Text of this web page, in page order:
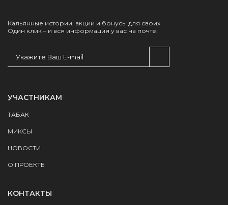
Кальянные истории, акции и бонусы для своих.
Один клик – и вся информация у вас на почте.
УЧАСТНИКАМ
ТАБАК
МИКСЫ
НОВОСТИ
О ПРОЕКТЕ
КОНТАКТЫ